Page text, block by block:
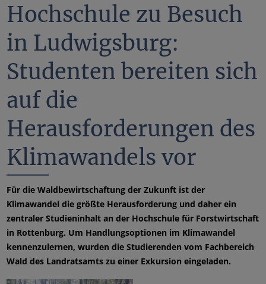
Hochschule zu Besuch
in Ludwigsburg:
Studenten bereiten sich
auf die
Herausforderungen des
Klimawandels vor
Für die Waldbewirtschaftung der Zukunft ist der
Klimawandel die größte Herausforderung und daher ein
zentraler Studieninhalt an der Hochschule für Forstwirtschaft
in Rottenburg. Um Handlungsoptionen im Klimawandel
kennenzulernen, wurden die Studierenden vom Fachbereich
Wald des Landratsamts zu einer Exkursion eingeladen.